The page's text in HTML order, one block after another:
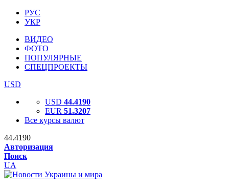
РУС
УКР
ВИДЕО
ФОТО
ПОПУЛЯРНЫЕ
СПЕЦПРОЕКТЫ
USD
USD 44.4190
EUR 51.3207
Все курсы валют
44.4190
Авторизация
Поиск
UA